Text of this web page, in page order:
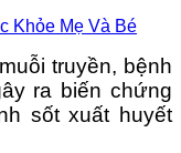
Khỏe Mẹ Và Bé
truyền, bệnh
ra biến chứng
sốt xuất huyết